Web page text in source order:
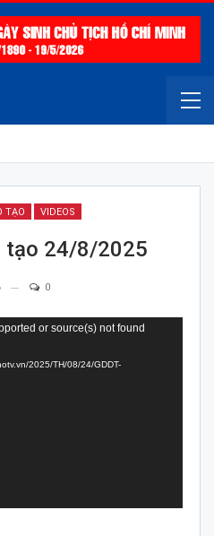
TẠO VIDEOS
tạo 24/8/2025
0
or source(s) not found
2025/TH/08/24/GDDT-